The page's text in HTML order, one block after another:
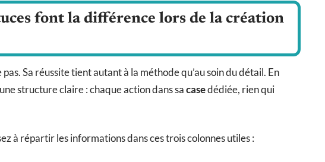
font la différence lors de la création
pas. Sa réussite tient autant à la méthode qu’au soin du détail. En
structure claire : chaque action dans sacasedédiée, rien qui
à répartir les informations dans ces trois colonnes utiles :